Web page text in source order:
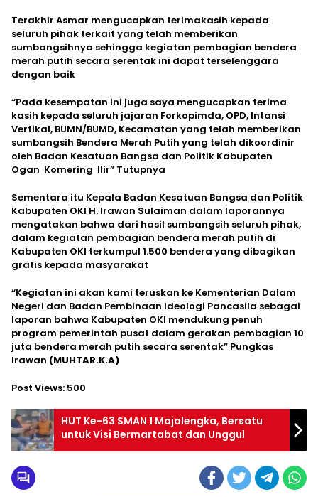
Terakhir Asmar mengucapkan terimakasih kepada
seluruh pihak terkait yang telah memberikan
sumbangsihnya sehingga kegiatan pembagian bendera
merah putih secara serentak ini dapat terselenggara
dengan baik
“Pada kesempatan ini juga saya mengucapkan terima
kasih kepada seluruh jajaran Forkopimda, OPD, Intansi
Vertikal, BUMN/BUMD, Kecamatan yang telah memberikan
sumbangsih Bendera Merah Putih yang telah dikoordinir
oleh Badan Kesatuan Bangsa dan Politik Kabupaten
Ogan Komering Ilir” Tutupnya
Sementara itu Kepala Badan Kesatuan Bangsa dan Politik
Kabupaten OKI H. Irawan Sulaiman dalam laporannya
mengatakan bahwa dari hasil sumbangsih seluruh pihak,
dalam kegiatan pembagian bendera merah putih di
Kabupaten OKI terkumpul 1.500 bendera yang dibagikan
gratis kepada masyarakat
“Kegiatan ini akan kami teruskan ke Kementerian Dalam
Negeri dan Badan Pembinaan Ideologi Pancasila sebagai
laporan bahwa Kabupaten OKI mendukung penuh
program pemerintah pusat dalam gerakan pembagian 10
juta bendera merah putih secara serentak” Pungkas
Irawan (MUHTAR.K.A)
Post Views: 500
HUT Ke-63 SMAN 1 Majalengka, Bersatu
untuk Visi Bermartabat dan Unggul